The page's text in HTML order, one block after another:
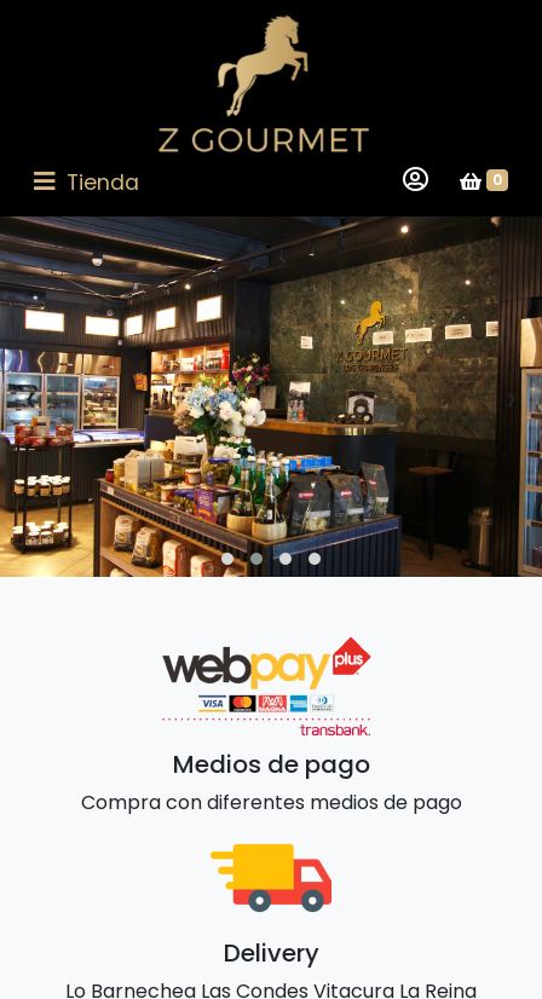
Tienda 0
‹ ›
Medios de pago
Compra con diferentes medios de pago
Delivery
Lo Barnechea Las Condes Vitacura La Reina